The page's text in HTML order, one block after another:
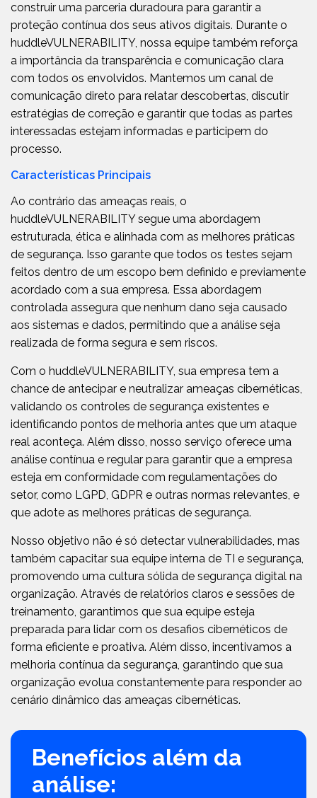
construir uma parceria duradoura para garantir a
proteção contínua dos seus ativos digitais. Durante o
huddleVULNERABILITY, nossa equipe também reforça
a importância da transparência e comunicação clara
com todos os envolvidos. Mantemos um canal de
comunicação direto para relatar descobertas, discutir
estratégias de correção e garantir que todas as partes
interessadas estejam informadas e participem do
processo.
Características Principais
Ao contrário das ameaças reais, o
huddleVULNERABILITY segue uma abordagem
estruturada, ética e alinhada com as melhores práticas
de segurança. Isso garante que todos os testes sejam
feitos dentro de um escopo bem definido e previamente
acordado com a sua empresa. Essa abordagem
controlada assegura que nenhum dano seja causado
aos sistemas e dados, permitindo que a análise seja
realizada de forma segura e sem riscos.
Com o huddleVULNERABILITY, sua empresa tem a
chance de antecipar e neutralizar ameaças cibernéticas,
validando os controles de segurança existentes e
identificando pontos de melhoria antes que um ataque
real aconteça. Além disso, nosso serviço oferece uma
análise contínua e regular para garantir que a empresa
esteja em conformidade com regulamentações do
setor, como LGPD, GDPR e outras normas relevantes, e
que adote as melhores práticas de segurança.
Nosso objetivo não é só detectar vulnerabilidades, mas
também capacitar sua equipe interna de TI e segurança,
promovendo uma cultura sólida de segurança digital na
organização. Através de relatórios claros e sessões de
treinamento, garantimos que sua equipe esteja
preparada para lidar com os desafios cibernéticos de
forma eficiente e proativa. Além disso, incentivamos a
melhoria contínua da segurança, garantindo que sua
organização evolua constantemente para responder ao
cenário dinâmico das ameaças cibernéticas.
Benefícios além da
análise: